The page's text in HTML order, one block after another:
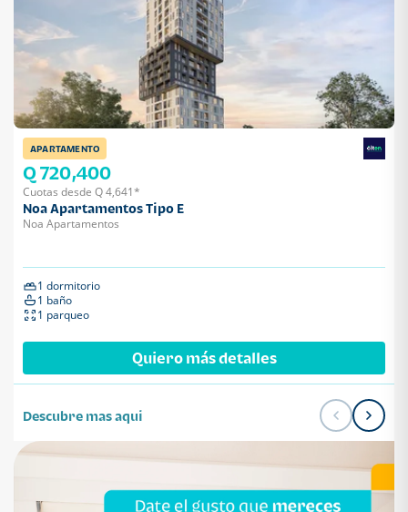
APARTAMENTO
Q 720,400
Cuotas desde Q 4,641*
Noa Apartamentos Tipo E
Noa Apartamentos
1 dormitorio
1 baño
1 parqueo
Quiero más detalles
Descubre mas aqui